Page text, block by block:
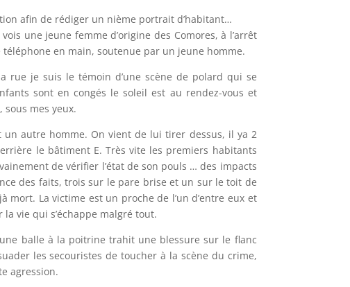
afin de rédiger un nième portrait d’habitant…
une jeune femme d’origine des Comores, à l’arrêt
en main, soutenue par un jeune homme.
je suis le témoin d’une scène de polard qui se
sont en congés le soleil est au rendez-vous et
mes yeux.
autre homme. On vient de lui tirer dessus, il ya 2
le bâtiment E. Très vite les premiers habitants
de vérifier l’état de son pouls … des impacts
des faits, trois sur le pare brise et un sur le toit de
La victime est un proche de l’un d’entre eux et
vie qui s’échappe malgré tout.
balle à la poitrine trahit une blessure sur le flanc
les secouristes de toucher à la scène du crime,
agression.